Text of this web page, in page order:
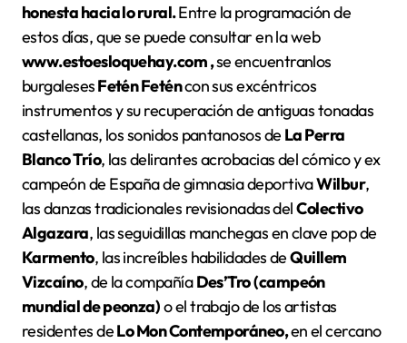
honesta hacia lo rural.Entre la programación de
estos días, que se puede consultar en la web
www.estoesloquehay.com,se encuentranlos
burgalesesFetén Feténcon sus excéntricos
instrumentos y su recuperación de antiguas tonadas
castellanas, los sonidos pantanosos de La Perra
Blanco Trío, las delirantes acrobacias del cómico y ex
campeón de España de gimnasia deportivaWilbur,
las danzas tradicionales revisionadas delColectivo
Algazara, las seguidillas manchegas en clave pop de
Karmento, las increíbles habilidades deQuillem
Vizcaíno, de la compañíaDes’Tro(campeón
mundial de peonza)o el trabajo de los artistas
residentes deLo Mon Contemporáneo,en el cercano